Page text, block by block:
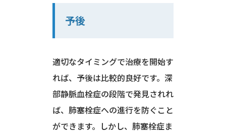
予後
適切なタイミングで治療を開始す
れば、予後は比較的良好です。深
部静脈血栓症の段階で発見されれ
ば、肺塞栓症への進行を防ぐこと
ができます。しかし、肺塞栓症ま